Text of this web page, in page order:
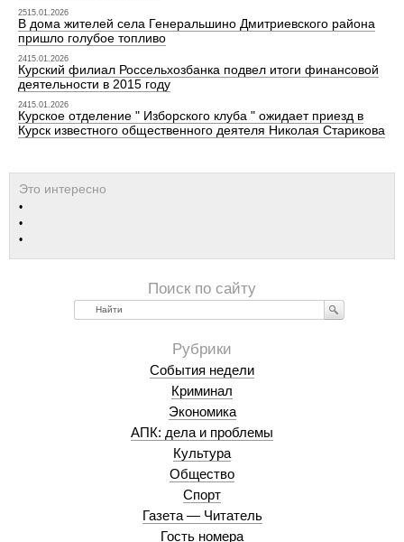
2515.01.2026
В дома жителей села Генеральшино Дмитриевского района
пришло голубое топливо
2415.01.2026
Курский филиал Россельхозбанка подвел итоги финансовой
деятельности в 2015 году
2415.01.2026
Курское отделение " Изборского клуба " ожидает приезд в
Курск известного общественного деятеля Николая Старикова
Найти
События недели
Криминал
Экономика
АПК: дела и проблемы
Культура
Общество
Спорт
Газета — Читатель
Гость номера